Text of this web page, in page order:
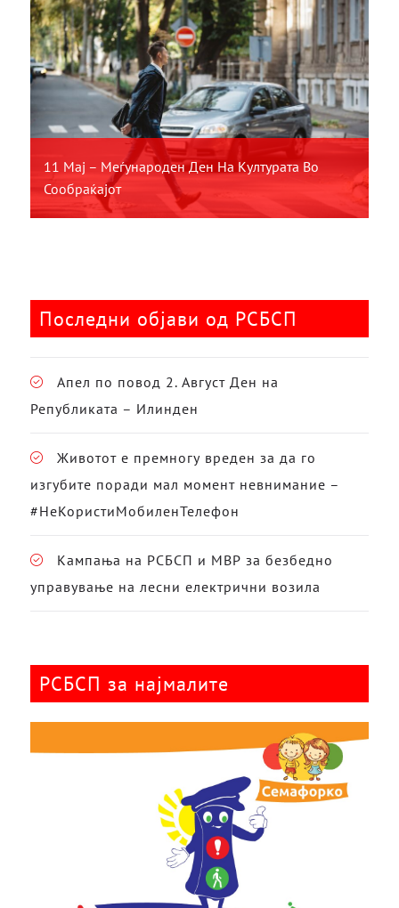
11 Мај – Меѓународен Ден На Културата Во
Сообраќајот
Последни објави од РСБСП
Апел по повод 2. Август Ден на
Републиката – Илинден
Животот е премногу вреден за да го
изгубите поради мал момент невнимание –
#НеКористиМобиленТелефон
Кампања на РСБСП и МВР за безбедно
управување на лесни електрични возила
РСБСП за најмалите